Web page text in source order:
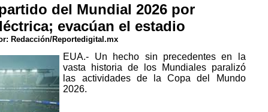
del Mundial 2026 por
evacúan el estadio
Redacción/Reportedigital.mx
EUA.- Un hecho sin precedentes en la
vasta historia de los Mundiales paralizó
las actividades de la Copa del Mundo
2026.